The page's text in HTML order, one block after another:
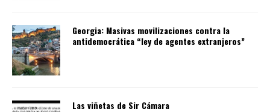
Georgia: Masivas movilizaciones contra la
antidemocrática “ley de agentes extranjeros”
Las viñetas de Sir Cámara